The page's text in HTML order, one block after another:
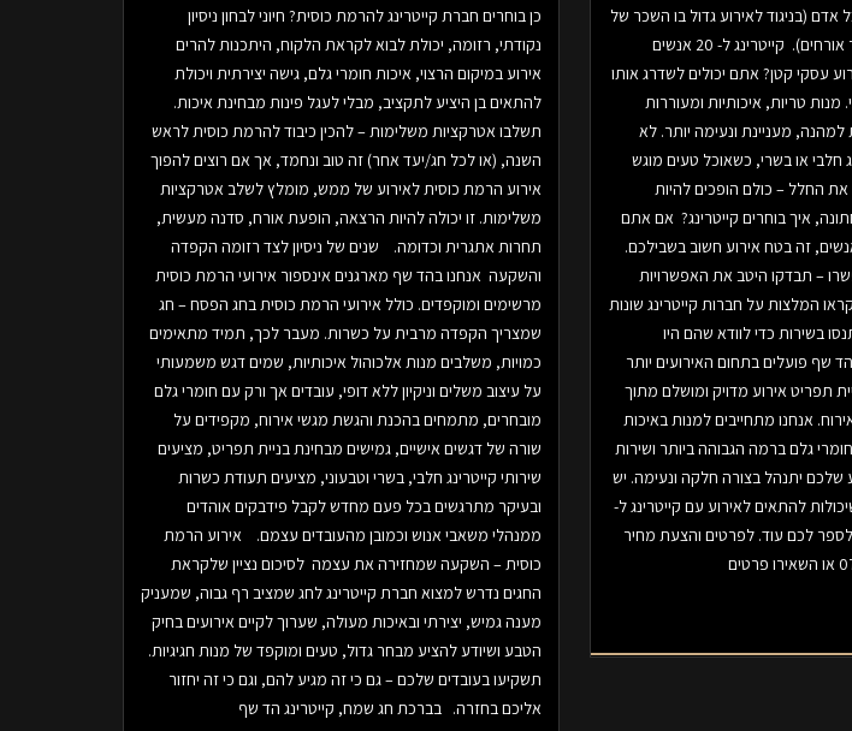
כן בוחרים חברת קייטרינג להרמת כוסית? חיוני לבחון ניסיון
נקודתי, רזומה, יכולת לבוא לקראת הלקוח, היתכנות להרים
אירוע במיקום הרצוי, איכות חומרי גלם, גישה יצירתית ויכולת
להתאים בן היציע לתקציב, מבלי לעגל פינות מבחינת איכות.
תשלבו אטרקציות משלימות – להכין כיבוד להרמת כוסית לראש
השנה, (או לכל חג/יעד אחר) זה טוב ונחמד, אך אם רוצים להפוך
אירוע הרמת כוסית לאירוע של ממש, מומלץ לשלב אטרקציות
משלימות. זו יכולה להיות הרצאה, הופעת אורח, סדנה מעשית,
תחרות אתגרית וכדומה. שנים של ניסיון לצד רזומה הקפדה
והשקעה אנחנו בהד שף מארגנים אינספור אירועי הרמת כוסית
מרשימים ומוקפדים. כולל אירועי הרמת כוסית בחג הפסח – חג
שמצריך הקפדה מרבית על כשרות. מעבר לכך, תמיד מתאימים
כמויות, משלבים מנות אלכוהול איכותיות, שמים דגש משמעותי
על עיצוב משלים וניקיון ללא דופי, עובדים אך ורק עם חומרי גלם
מובחרים, מתמחים בהכנת והגשת מגשי אירוח, מקפידים על
שורה של דגשים אישיים, גמישים מבחינת בניית תפריט, מציעים
שירותי קייטרינג חלבי, בשרי וטבעוני, מציעים תעודת כשרות
ובעיקר מתרגשים בכל פעם מחדש לקבל פידבקים אוהדים
ממנהלי משאבי אנוש וכמובן מהעובדים עצמם. אירוע הרמת
כוסית – השקעה שמחזירה את עצמה לסיכום נציין שלקראת
החגים נדרש למצוא חברת קייטרינג לחג שמציב רף גבוה, שמעניק
מענה גמיש, יצירתי ובאיכות מעולה, שערוך לקיים אירועים בחיק
הטבע ושיודע להציע מבחר גדול, טעים ומוקפד של מנות חגיגיות.
תשקיעו בעובדים שלכם – גם כי זה מגיע להם, וגם כי זה יחזור
אליכם בחזרה. בברכת חג שמח, קייטרינג הד שף
(בניגוד לאירוע גדול בו השכר של
המלצרים מתחלק בין יותר אורחים). קייטרינג ל- 20 אנשים
עסקי קטן? אתם יכולים לשדרג אותו
מנות טריות, איכותיות ומעוררות
למהנה, מעניינת ונעימה יותר. לא
חלבי או בשרי, כשאוכל טעים מוגש
את החלל – כולם הופכים להיות
איך בוחרים קייטרינג? אם אתם
קייטרינג ל- 20 אנשים, זה בטח אירוע חשוב בשבילכם.
– תבדקו היטב את האפשרויות
המלצות על חברות קייטרינג שונות
בשירות כדי לוודא שהם היו
שף פועלים בתחום האירועים יותר
תפריט אירוע מדויק ומושלם מתוך
אנחנו מתחייבים למנות באיכות
גלם ברמה הגבוהה ביותר ושירות
שלכם יתנהל בצורה חלקה ונעימה. יש
להתאים לאירוע עם קייטרינג ל-
לספר לכם עוד. לפרטים והצעת מחיר